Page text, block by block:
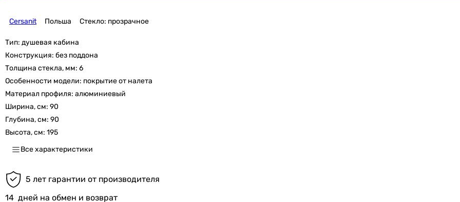
Cersanit Польша Стекло: прозрачное
Тип: душевая кабина
Конструкция: без поддона
Толщина стекла, мм: 6
Особенности модели: покрытие от налета
Материал профиля: алюминиевый
Ширина, см: 90
Глубина, см: 90
Высота, см: 195
Все характеристики
5 лет гарантии от производителя
14 дней на обмен и возврат